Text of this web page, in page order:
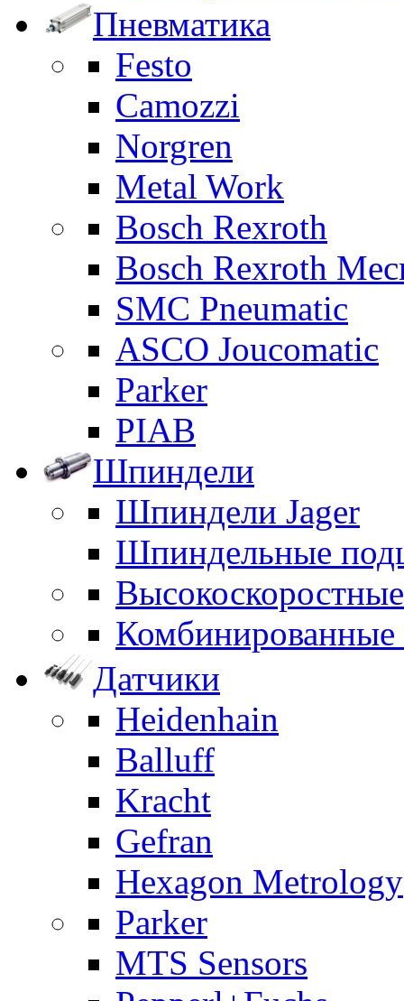
Пневматика
Festo
Camozzi
Norgren
Metal Work
Bosch Rexroth
Bosch Rexroth
SMC Pneumatic
ASCO Joucomatic
Parker
PIAB
Шпиндели
Шпиндели Jager
Шпиндельные
Датчики
Heidenhain
Balluff
Kracht
Gefran
Hexagon Metrology
Parker
MTS Sensors